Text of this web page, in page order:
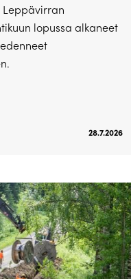
lopussa alkaneet
28.7.2026